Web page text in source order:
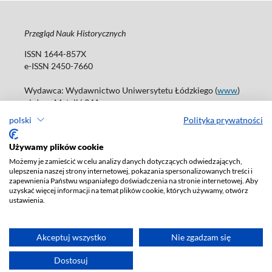
polski Polityka prywatności
Używamy plików cookie
Możemy je zamieścić w celu analizy danych dotyczących odwiedzających,
ulepszenia naszej strony internetowej, pokazania spersonalizowanych treści i
zapewnienia Państwu wspaniałego doświadczenia na stronie internetowej. Aby
uzyskać więcej informacji na temat plików cookie, których używamy, otwórz
ustawienia.
Akceptuj wszystko Nie zgadzam się
Dostosuj
Przegląd Nauk Historycznych
ISSN 1644-857X
e-ISSN 2450-7660
Wydawca: Wydawnictwo Uniwersytetu Łódzkiego (www)
ul. Jana Matejki 34A
Tel.: 42 235 01 65, fax: 42 66 55 86
Deklaracja dostępności